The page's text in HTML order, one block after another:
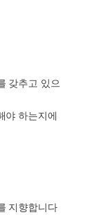
갖추고 있으
야 하는지에
지향합니다